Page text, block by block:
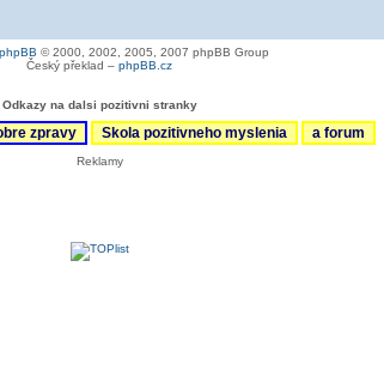
phpBB © 2000, 2002, 2005, 2007 phpBB Group
Český překlad – phpBB.cz
Odkazy na dalsi pozitivni stranky
zpravy Skola pozitivneho myslenia a forum
Reklamy